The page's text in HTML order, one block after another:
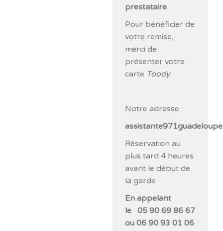
prestataire
Pour bénéficier de
votre remise,
merci de
présenter votre
carte Toody
Notre adresse :
Réservation au
plus tard 4 heures
avant le début de
la garde
En appelant
le05 90 69 86 67
ou 06 90 93 01 06